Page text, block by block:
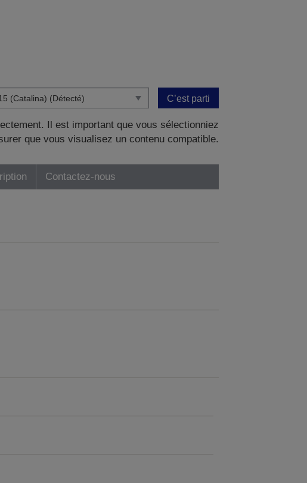
C’est parti
Il est important que vous sélectionniez
que vous visualisez un contenu compatible.
Contactez-nous